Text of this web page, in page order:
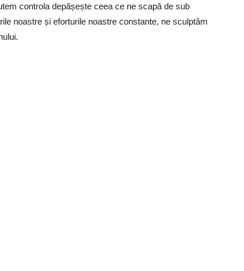
controla depășește ceea ce ne scapă de sub
noastre și eforturile noastre constante, ne sculptăm